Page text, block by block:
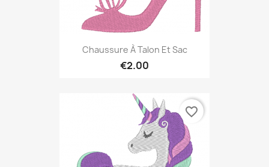
Chaussure À Talon Et Sac
€2.00
favorite_border